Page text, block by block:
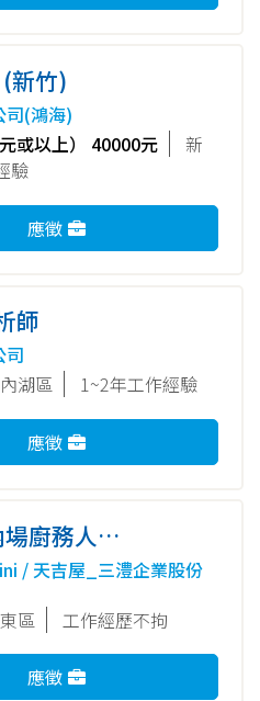
新竹)
司(鴻海)
或以上） 40000元
新
驗
應徵
師
司
湖區 1~2年工作經驗
應徵
場廚務人員
台南南紡
_有4500元
最高2萬元)
/ 天吉屋_三澧企業股份
區 工作經歷不拘
應徵